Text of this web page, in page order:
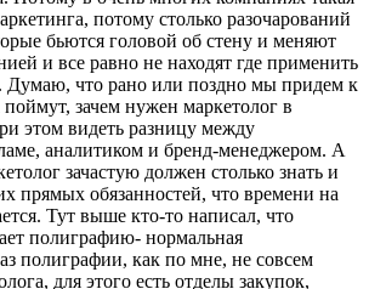
потому столько разочарований
бьются головой об стену и меняют
и все равно не находят где применить
Думаю, что рано или поздно мы придем к
поймут, зачем нужен маркетолог в
этом видеть разницу между
аналитиком и бренд-менеджером. А
зачастую должен столько знать и
прямых обязанностей, что времени на
Тут выше кто-то написал, что
полиграфию- нормальная
полиграфии, как по мне, не совсем
для этого есть отделы закупок,